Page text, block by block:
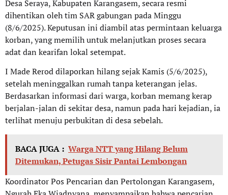
Desa Seraya, Kabupaten Karangasem, secara resmi
dihentikan oleh tim SAR gabungan pada Minggu
(8/6/2025). Keputusan ini diambil atas permintaan keluarga
korban, yang memilih untuk melanjutkan proses secara
adat dan kearifan lokal setempat.
I Made Rerod dilaporkan hilang sejak Kamis (5/6/2025),
setelah meninggalkan rumah tanpa keterangan jelas.
Berdasarkan informasi dari warga, korban memang kerap
berjalan-jalan di sekitar desa, namun pada hari kejadian, ia
terlihat menuju perbukitan di desa sebelah.
BACA JUGA : Warga NTT yang Hilang Belum
Ditemukan, Petugas Sisir Pantai Lembongan
Koordinator Pos Pencarian dan Pertolongan Karangasem,